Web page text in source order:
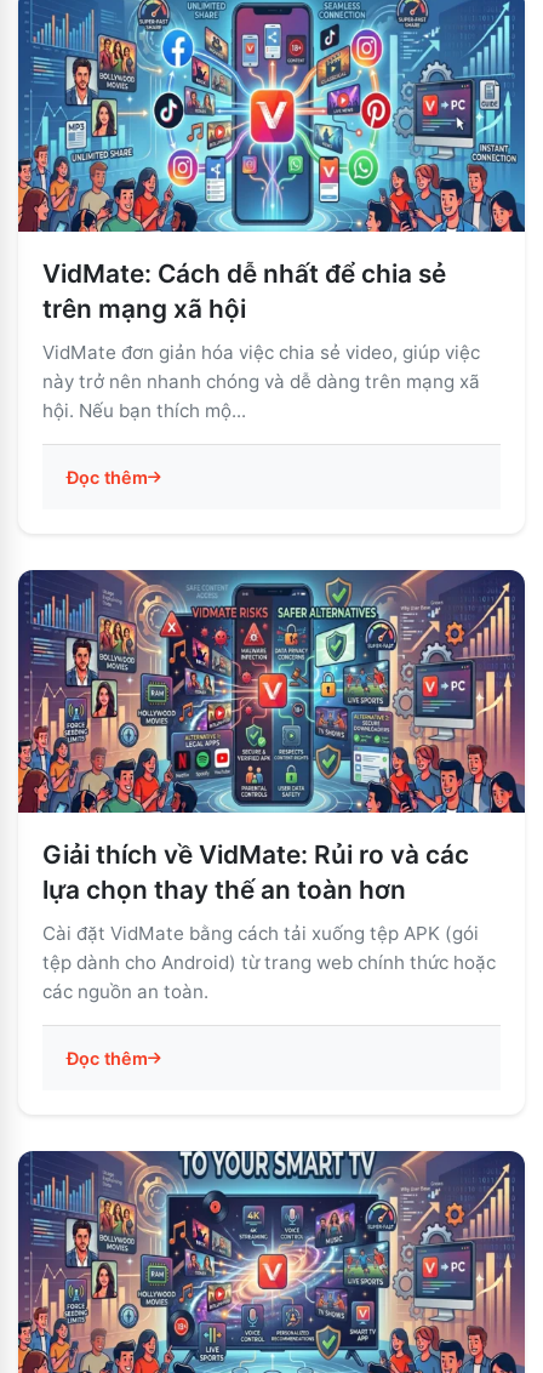
VidMate: Cách dễ nhất để chia sẻ
trên mạng xã hội
VidMate đơn giản hóa việc chia sẻ video, giúp việc
này trở nên nhanh chóng và dễ dàng trên mạng xã
hội. Nếu bạn thích mộ...
Đọc thêm
Giải thích về VidMate: Rủi ro và các
lựa chọn thay thế an toàn hơn
Cài đặt VidMate bằng cách tải xuống tệp APK (gói
tệp dành cho Android) từ trang web chính thức hoặc
các nguồn an toàn.
Đọc thêm